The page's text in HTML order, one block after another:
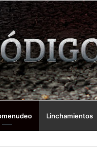
Linchamientos